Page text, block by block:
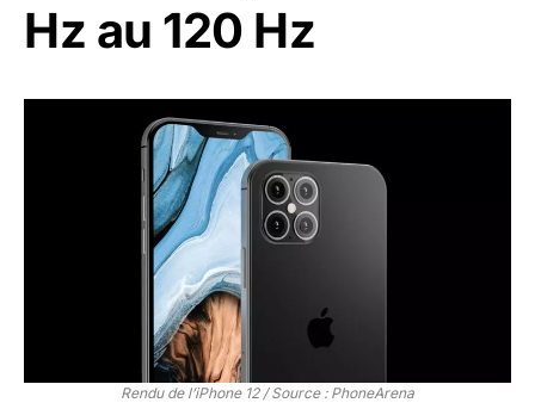
Hz au 120 Hz
Rendu de l’iPhone 12 / Source : PhoneArena